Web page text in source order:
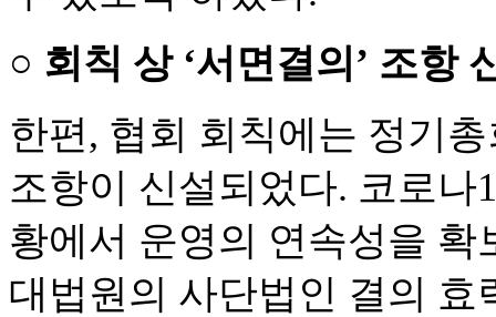
○ 회칙 상 ‘서면결의’ 조항
한편, 협회 회칙에는 정기
조항이 신설되었다. 코로나
황에서 운영의 연속성을
대법원의 사단법인 결의 효